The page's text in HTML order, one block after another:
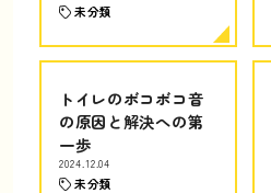
未分類
トイレのボコボコ音
の原因と解決への第
一歩
2024.12.04
未分類